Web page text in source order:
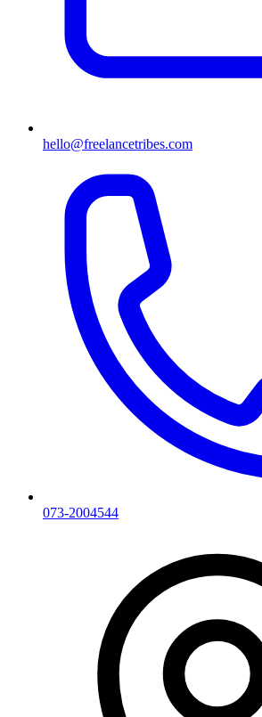
hello@freelancetribes.com
073-2004544